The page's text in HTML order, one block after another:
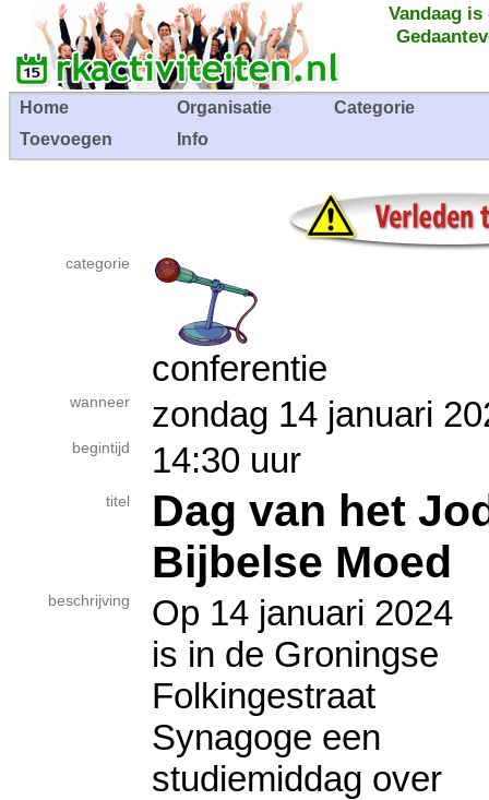
Vandaag
Home Organisatie
Categorie
Toevoegen
Info
categorie
conferentie
wanneer zondag 14 januari
begintijd 14:30 uur
titel
Dag van het
Bijbelse Moed
beschrijving
Op 14 januari 2024
is in de Groningse
Folkingestraat
Synagoge een
studiemiddag over